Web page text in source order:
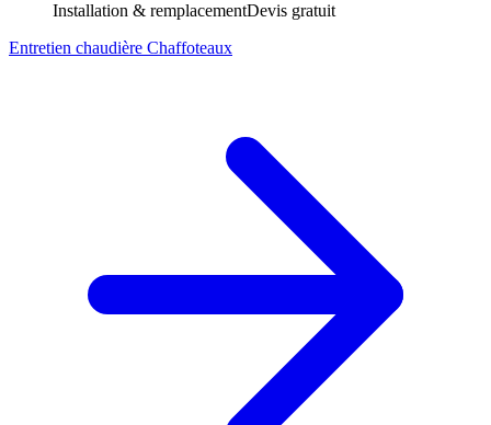
Installation & remplacementDevis gratuit
Entretien chaudière Chaffoteaux